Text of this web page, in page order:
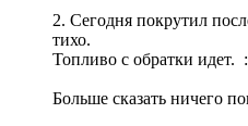
2. Сегодня покрутил
тихо.
Топливо с обратки идет.
Больше сказать ничего